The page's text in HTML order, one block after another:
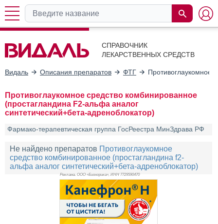
СПРАВОЧНИК
ЛЕКАРСТВЕННЫХ СРЕДСТВ
Видаль Описания препаратов ФТГ Противоглаукомное
Противоглаукомное средство комбинированное
(простагландина F2-альфа аналог
синтетический+бета-адреноблокатор)
Фармако-терапевтическая группа ГосРеестра МинЗдрава РФ
Не найдено препаратов Противоглаукомное
средство комбинированное (простагландина f2-
альфа аналог синтетический+бета-адреноблокатор)
Реклама. ООО «Бионорика», ИНН 7729590470